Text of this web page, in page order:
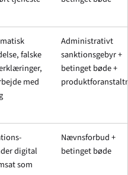
falske
med
Administrativt
sanktionsgebyr +
betinget bøde +
digital
som
Nævnsforbud +
betinget bøde